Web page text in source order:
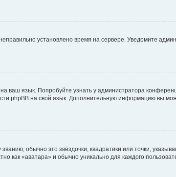
установлено время на сервере. Уведомите
ваш язык. Попробуйте узнать у администратора
phpBB на свой язык. Дополнительную информацию вы
обычно это звёздочки, квадратики или точки,
как «аватара» и обычно уникально для каждого